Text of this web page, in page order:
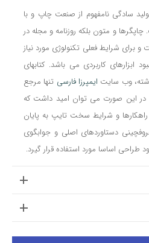
سادگی نامفهوم از صنعت چاپ و با
و متون بلکه روزنامه و مجله در
برای شرایط فعلی تکنولوژی مورد نیاز
ابزارهای کاربردی می باشد. کتابهای
وب سایت ایمپرزا فارسی تنها مرجع
در این صورت می توان امید داشت که
و شرایط سخت تایپ به پایان
دستاوردهای اصلی و جوابگوی
اساسا مورد استفاده قرار گیرد.